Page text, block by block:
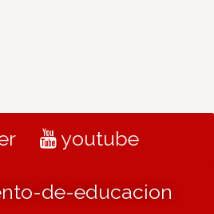
youtube
de-educacion